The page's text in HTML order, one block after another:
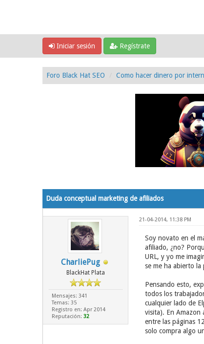
Iniciar sesión Regístrate
Foro Black Hat SEO Como hacer dinero por
Duda conceptual marketing de afiliados
CharliePug
BlackHat Plata
Mensajes: 341
Temas: 35
Registro en: Apr 2014
Reputación: 32
21-04-2014, 11:38 PM
Soy novato en el
afiliado, ¿no?
URL, y yo me
se me ha abierto
Pensando esto,
todos los
cualquier lado de
visita). En Amazon
entre las páginas
solo compra algo